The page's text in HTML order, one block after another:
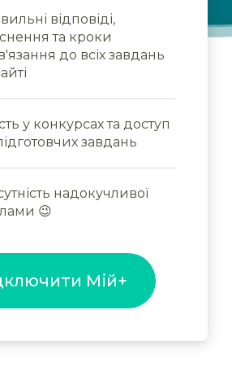
відповіді,
та кроки
до всіх завдань
у конкурсах та доступ
завдань
надокучливої
😉
Мій+